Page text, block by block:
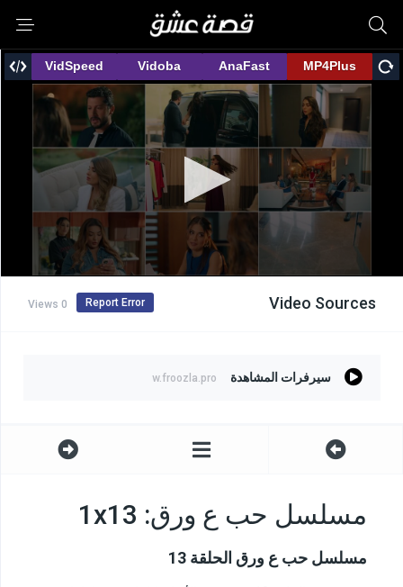
Video Sources
0 Views Report Error
سيرفرات المشاهدة w.froozla.pro
مسلسل حب ع ورق: 1x13
مسلسل حب ع ورق الحلقة 13